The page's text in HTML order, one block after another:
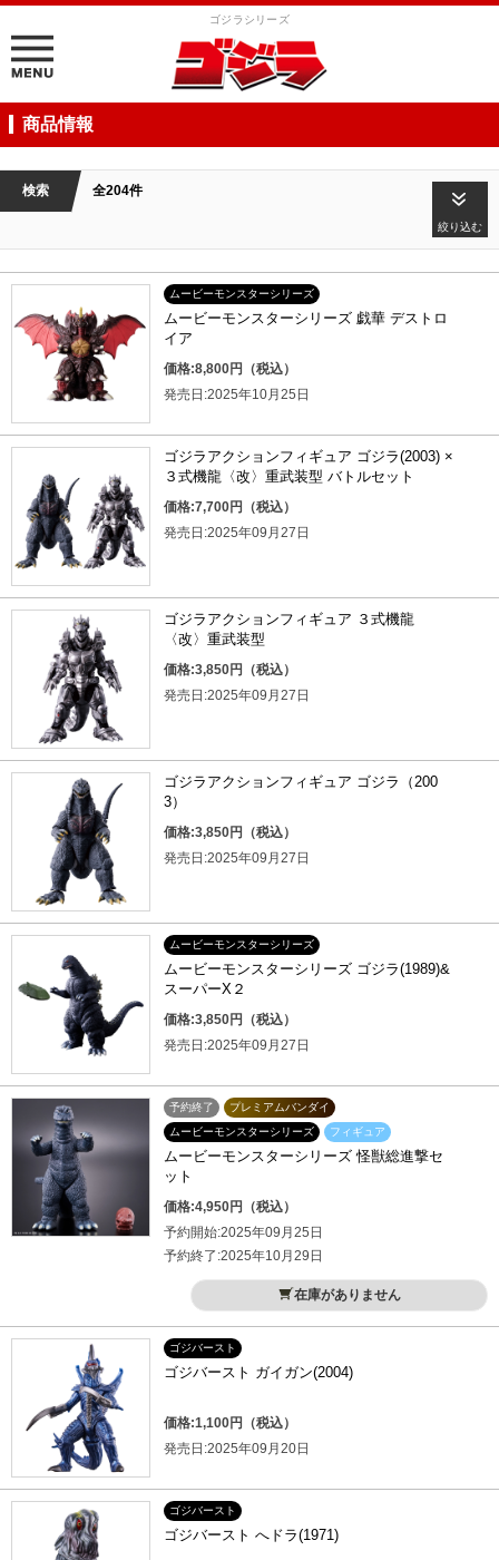
ゴジラシリーズ
商品情報
検索 全204件
絞り込む
ムービーモンスターシリーズ
ムービーモンスターシリーズ 戯華 デストロ
イア
価格:8,800円（税込）
発売日:2025年10月25日
ゴジラアクションフィギュア ゴジラ(2003) ×
３式機龍〈改〉重武装型 バトルセット
価格:7,700円（税込）
発売日:2025年09月27日
ゴジラアクションフィギュア ３式機龍
〈改〉重武装型
価格:3,850円（税込）
発売日:2025年09月27日
ゴジラアクションフィギュア ゴジラ（200
3）
価格:3,850円（税込）
発売日:2025年09月27日
ムービーモンスターシリーズ
ムービーモンスターシリーズ ゴジラ(1989)&
スーパーX２
価格:3,850円（税込）
発売日:2025年09月27日
予約終了
プレミアムバンダイ
ムービーモンスターシリーズ
フィギュア
ムービーモンスターシリーズ 怪獣総進撃セ
ット
価格:4,950円（税込）
予約開始:2025年09月25日
予約終了:2025年10月29日
在庫がありません
ゴジバースト
ゴジバースト ガイガン(2004)
価格:1,100円（税込）
発売日:2025年09月20日
ゴジバースト
ゴジバースト へドラ(1971)